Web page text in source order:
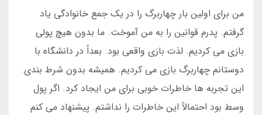
من برای اولین بار چهاربرگ را در یک جمع خانوادگی یاد
گرفتم. پدرم قوانین را به من آموخت. ما بدون هیچ پولی
بازی می کردیم. لذت بازی واقعی بود. بعداً در دانشگاه با
دوستانم چهاربرگ بازی می کردیم. همیشه بدون شرط بندی.
این تجربه ها خاطرات خوبی برای من ایجاد کرد. اگر پول
وسط بود احتمالاً این خاطرات را نداشتم. پیشنهاد می کنم